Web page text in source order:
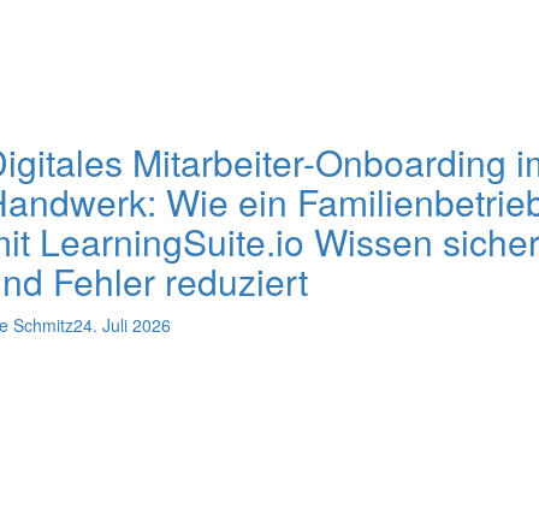
Mitarbeiter-Onboarding
Wie ein
LearningSuite.io Wissen
Fehler reduziert
Schmitz24. Juli 2026